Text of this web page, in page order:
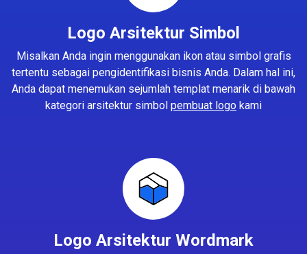
Logo Arsitektur Simbol
Misalkan Anda ingin menggunakan ikon atau simbol grafis
tertentu sebagai pengidentifikasi bisnis Anda. Dalam hal ini,
Anda dapat menemukan sejumlah templat menarik di bawah
kategori arsitektur simbol pembuat logo kami
Logo Arsitektur Wordmark